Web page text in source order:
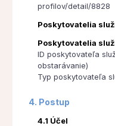
profilov/detail/8828
Poskytovatelia
Poskytovatelia
ID poskytovateľa
obstarávanie)
Typ poskytovateľa
4. Postup
4.1 Účel